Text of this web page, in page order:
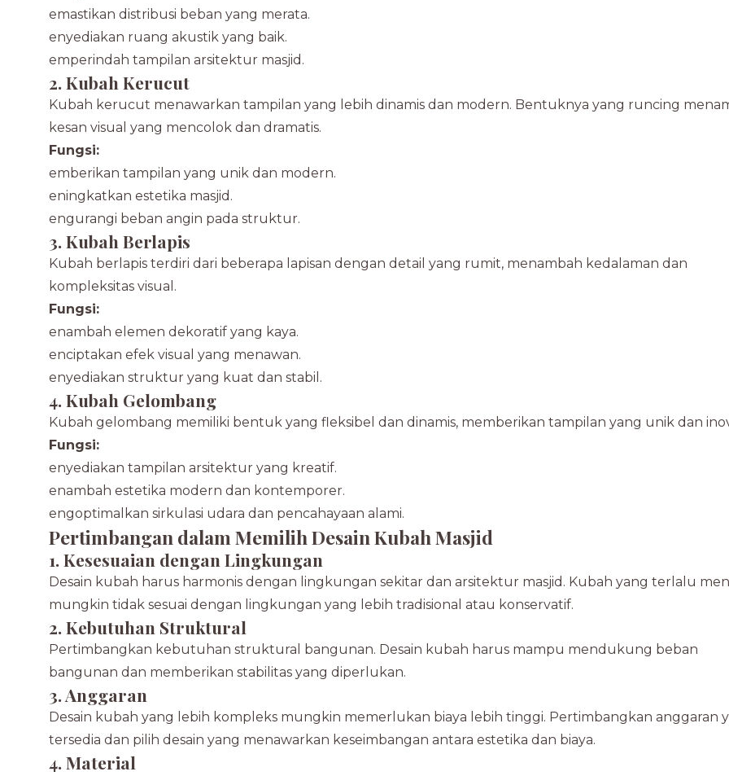
Memastikan distribusi beban yang merata.
Menyediakan ruang akustik yang baik.
Memperindah tampilan arsitektur masjid.
2. Kubah Kerucut
Kubah kerucut menawarkan tampilan yang lebih dinamis dan modern. Bentuknya yang runcing
kesan visual yang mencolok dan dramatis.
Fungsi:
Memberikan tampilan yang unik dan modern.
Meningkatkan estetika masjid.
Mengurangi beban angin pada struktur.
3. Kubah Berlapis
Kubah berlapis terdiri dari beberapa lapisan dengan detail yang rumit, menambah kedalaman dan
kompleksitas visual.
Fungsi:
Menambah elemen dekoratif yang kaya.
Menciptakan efek visual yang menawan.
Menyediakan struktur yang kuat dan stabil.
4. Kubah Gelombang
Kubah gelombang memiliki bentuk yang fleksibel dan dinamis, memberikan tampilan yang unik dan
Fungsi:
Menyediakan tampilan arsitektur yang kreatif.
Menambah estetika modern dan kontemporer.
Mengoptimalkan sirkulasi udara dan pencahayaan alami.
Pertimbangan dalam Memilih Desain Kubah Masjid
1. Kesesuaian dengan Lingkungan
Desain kubah harus harmonis dengan lingkungan sekitar dan arsitektur masjid. Kubah yang terlalu
mungkin tidak sesuai dengan lingkungan yang lebih tradisional atau konservatif.
2. Kebutuhan Struktural
Pertimbangkan kebutuhan struktural bangunan. Desain kubah harus mampu mendukung beban
bangunan dan memberikan stabilitas yang diperlukan.
3. Anggaran
Desain kubah yang lebih kompleks mungkin memerlukan biaya lebih tinggi. Pertimbangkan anggaran
tersedia dan pilih desain yang menawarkan keseimbangan antara estetika dan biaya.
4. Material